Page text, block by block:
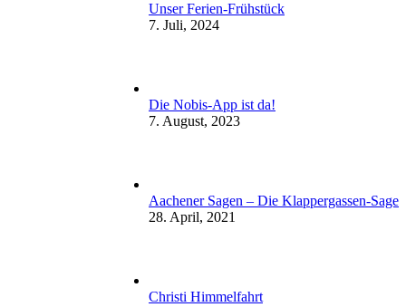
Unser Ferien-Frühstück
7. Juli, 2024
Die Nobis-App ist da!
7. August, 2023
Aachener Sagen – Die Klappergassen-Sage
28. April, 2021
Christi Himmelfahrt